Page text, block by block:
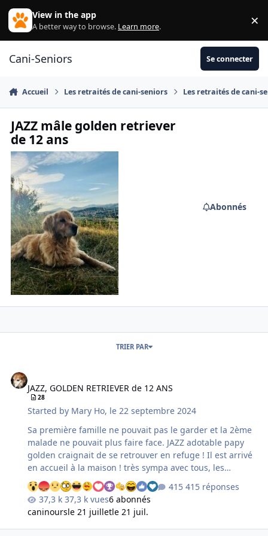
Aller au contenu
View in the app
A better way to browse. Learn more. ×
Cani-Seniors Se connecter
Accueil Les retraités de cani-seniors Les retraités de cani-
JAZZ mâle golden retriever
de 12 ans
Abonnés
TRIER PAR
JAZZ, GOLDEN RETRIEVER de 12 ANS
28
Started by Mary Ho, le 22 septembre 2024
Sa première famille ne pouvait pas le garder et la 2ème
malade ne pouvait plus faire face. JAZZ adotable papy
golden craignait de se retrouver en refuge ! Il est arrivé
en accueil à la maison ! très sympa avec tous, les
canisenioriens de la maison l'ont tout de suite intégré ! il
reste timide et un peu anxieux mais tellement gentil que
ça doit s'arranger très vite. On ira voir le véto pour faire
un check up mais surtout pour montrer son oeil qui n'est
pas très beau. Il est castré et sera remis à jour des
415 réponses
37,3 k vues6 abonnés
caninoursle 21 juilletle 21 juil.